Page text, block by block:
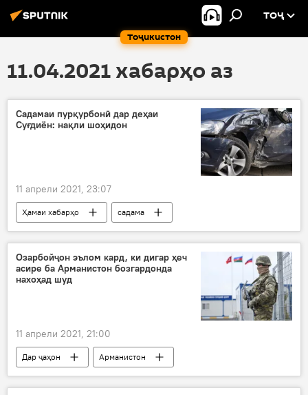
Тоҷикистон
ТОҶ
11.04.2021 хабарҳо аз
Садамаи пурқурбонӣ дар деҳаи
Суғдиён: нақли шоҳидон
11 апрели 2021, 23:07
Ҳамаи хабарҳо садама
Озарбойҷон эълом кард, ки дигар ҳеч
асире ба Арманистон бозгардонда
нахоҳад шуд
11 апрели 2021, 21:00
Дар ҷаҳон
Арманистон
Озарбойҷон
асир